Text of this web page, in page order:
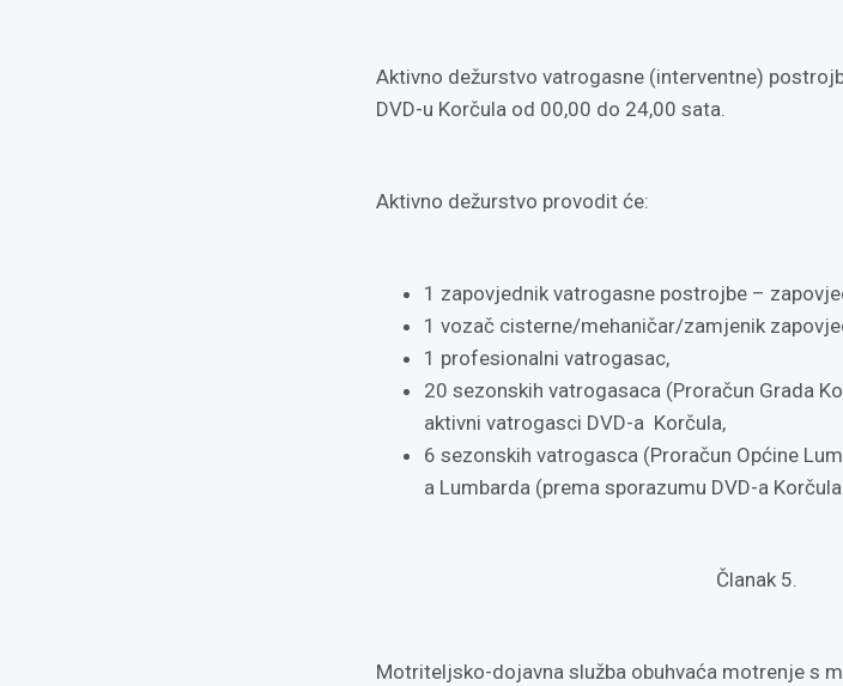
Aktivno dežurstvo vatrogasne (interventne)
DVD-u Korčula od 00,00 do 24,00 sata.
Aktivno dežurstvo provodit će:
1 zapovjednik vatrogasne postrojbe –
1 vozač cisterne/mehaničar/zamjenik
1 profesionalni vatrogasac,
20 sezonskih vatrogasaca (Proračun Grada
aktivni vatrogasci DVD-a Korčula,
6 sezonskih vatrogasca (Proračun Općine
a Lumbarda (prema sporazumu DVD-a
Članak 5.
Motriteljsko-dojavna služba obuhvaća motrenje s